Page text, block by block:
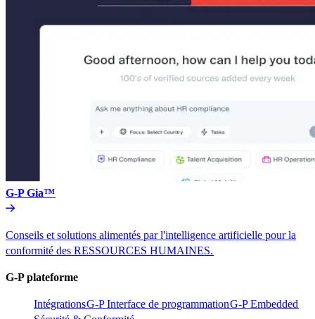
G-P Gia™​​
Conseils et solutions alimentés par l'intelligence artificielle pour la
conformité des RESSOURCES HUMAINES.​​
G-P plateforme​​
Intégrations​​G-P Interface de programmation​​G-P Embedded​​